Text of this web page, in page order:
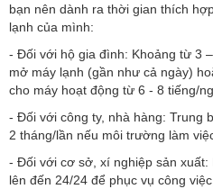
bạn nên dành ra thời gian thích
lạnh của mình:
- Đối với hộ gia đình: Khoảng từ 3
mở máy lạnh (gần như cả ngày)
cho máy hoạt động từ 6 - 8 tiếng/
- Đối với công ty, nhà hàng: Trung
2 tháng/lần nếu môi trường làm
- Đối với cơ sở, xí nghiệp sản xuất:
lên đến 24/24 để phục vụ công